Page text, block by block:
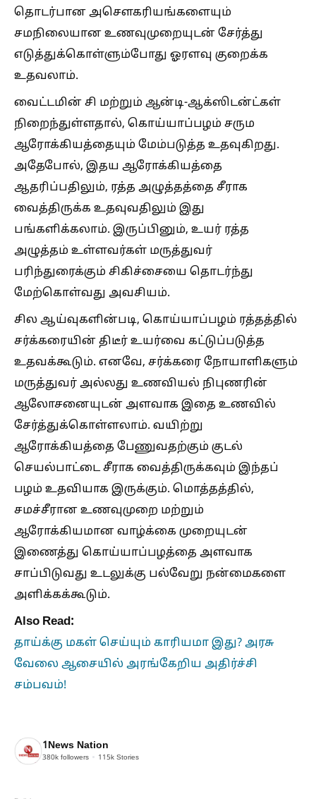
தொடர்பான அசௌகரியங்களையும்
சமநிலையான உணவுமுறையுடன் சேர்த்து
எடுத்துக்கொள்ளும்போது ஓரளவு குறைக்க
உதவலாம்.
வைட்டமின் சி மற்றும் ஆன்டி-ஆக்ஸிடன்ட்கள்
நிறைந்துள்ளதால், கொய்யாப்பழம் சரும
ஆரோக்கியத்தையும் மேம்படுத்த உதவுகிறது.
அதேபோல், இதய ஆரோக்கியத்தை
ஆதரிப்பதிலும், ரத்த அழுத்தத்தை சீராக
வைத்திருக்க உதவுவதிலும் இது
பங்களிக்கலாம். இருப்பினும், உயர் ரத்த
அழுத்தம் உள்ளவர்கள் மருத்துவர்
பரிந்துரைக்கும் சிகிச்சையை தொடர்ந்து
மேற்கொள்வது அவசியம்.
சில ஆய்வுகளின்படி, கொய்யாப்பழம் ரத்தத்தில்
சர்க்கரையின் திடீர் உயர்வை கட்டுப்படுத்த
உதவக்கூடும். எனவே, சர்க்கரை நோயாளிகளும்
மருத்துவர் அல்லது உணவியல் நிபுணரின்
ஆலோசனையுடன் அளவாக இதை உணவில்
சேர்த்துக்கொள்ளலாம். வயிற்று
ஆரோக்கியத்தை பேணுவதற்கும் குடல்
செயல்பாட்டை சீராக வைத்திருக்கவும் இந்தப்
பழம் உதவியாக இருக்கும். மொத்தத்தில்,
சமச்சீரான உணவுமுறை மற்றும்
ஆரோக்கியமான வாழ்க்கை முறையுடன்
இணைத்து கொய்யாப்பழத்தை அளவாக
சாப்பிடுவது உடலுக்கு பல்வேறு நன்மைகளை
அளிக்கக்கூடும்.
Also Read:
தாய்க்கு மகள் செய்யும் காரியமா இது? அரசு
வேலை ஆசையில் அரங்கேறிய அதிர்ச்சி
சம்பவம்!
1News Nation
380k followers 115k Stories